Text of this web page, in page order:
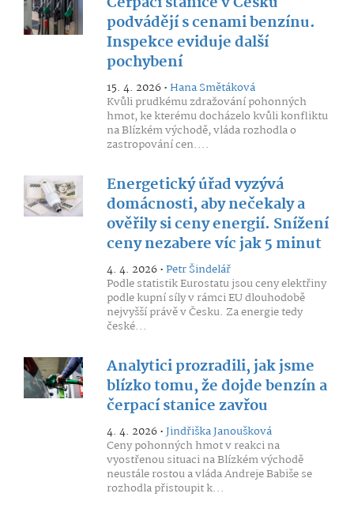
podvádějí s cenami benzínu.
Inspekce eviduje další
pochybení
15. 4. 2026 •Hana Smětáková
Kvůli prudkému zdražování pohonných
hmot, ke kterému docházelo kvůli konfliktu
na Blízkém východě, vláda rozhodla o
zastropování cen....
Energetický úřad vyzývá
domácnosti, aby nečekaly a
ověřily si ceny energií. Snížení
ceny nezabere víc jak 5 minut
4. 4. 2026 •Petr Šindelář
Podle statistik Eurostatu jsou ceny elektřiny
podle kupní síly v rámci EU dlouhodobě
nejvyšší právě v Česku. Za energie tedy
české...
Analytici prozradili, jak jsme
blízko tomu, že dojde benzín a
čerpací stanice zavřou
4. 4. 2026 •Jindřiška Janoušková
Ceny pohonných hmot v reakci na
vyostřenou situaci na Blízkém východě
neustále rostou a vláda Andreje Babiše se
rozhodla přistoupit k...